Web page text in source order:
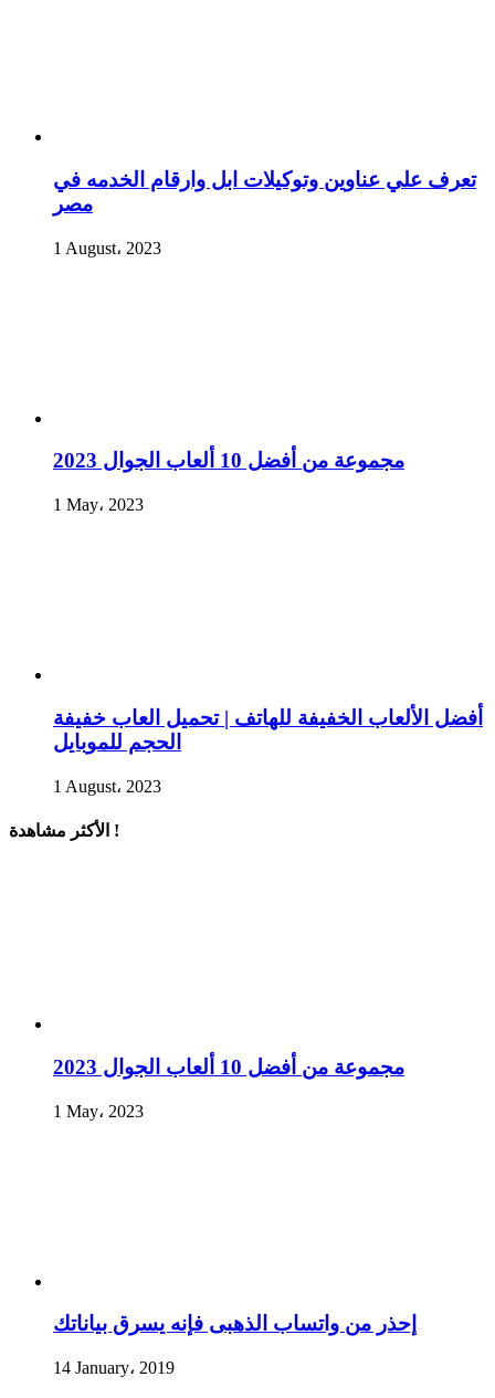
تعرف علي عناوين وتوكيلات ابل وارقام الخدمه في
مصر
1 August، 2023
مجموعة من أفضل 10 ألعاب الجوال 2023
1 May، 2023
أفضل الألعاب الخفيفة للهاتف | تحميل العاب خفيفة
الحجم للموبايل
1 August، 2023
الأكثر مشاهدة !
مجموعة من أفضل 10 ألعاب الجوال 2023
1 May، 2023
إحذر من واتساب الذهبى فإنه يسرق بياناتك
14 January، 2019